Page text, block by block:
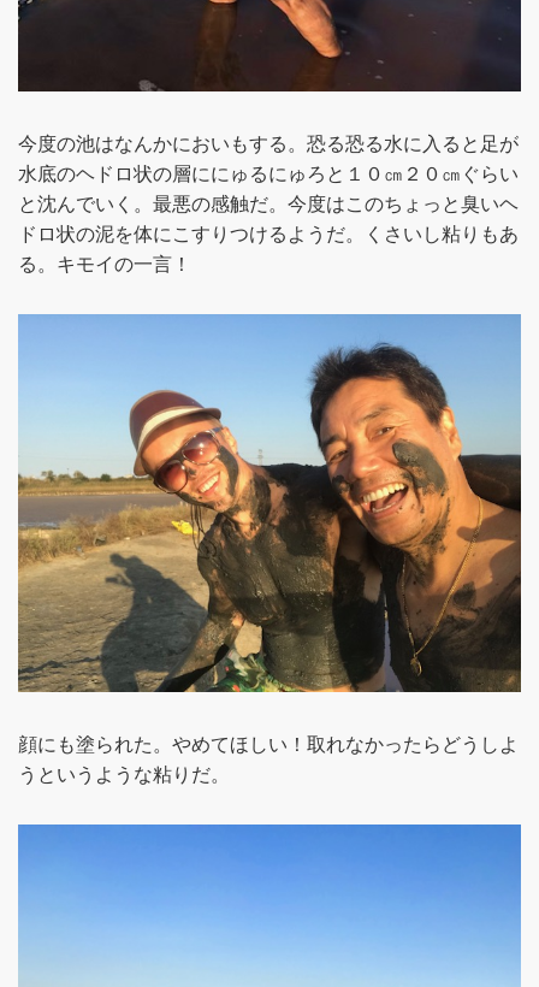
今度の池はなんかにおいもする。恐る恐る水に入ると足が
水底のヘドロ状の層ににゅるにゅろと１０㎝２０㎝ぐらい
と沈んでいく。最悪の感触だ。今度はこのちょっと臭いヘ
ドロ状の泥を体にこすりつけるようだ。くさいし粘りもあ
る。キモイの一言！
顔にも塗られた。やめてほしい！取れなかったらどうしよ
うというような粘りだ。